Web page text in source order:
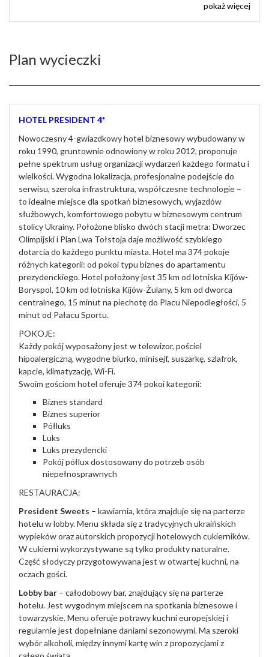
pokaż więcej
Plan wycieczki
HOTEL PRESIDENT 4*
Nowoczesny 4-gwiazdkowy hotel biznesowy wybudowany w
roku 1990, gruntownie odnowiony w roku 2012, proponuje
pełne spektrum usług organizacji wydarzeń każdego formatu i
wielkości. Wygodna lokalizacja, profesjonalne podejście do
serwisu, szeroka infrastruktura, współczesne technologie –
to idealne miejsce dla spotkań biznesowych, wyjazdów
służbowych, komfortowego pobytu w biznesowym centrum
stolicy Ukrainy. Położone blisko dwóch stacji metra: Dworzec
Olimpijski i Plan Lwa Tołstoja daje możliwość szybkiego
dotarcia do każdego punktu miasta. Hotel ma 374 pokoje
różnych kategorii: od pokoi typu biznes do apartamentu
prezydenckiego. Hotel położony jest 35 km od lotniska Kijów-
Boryspol, 10 km od lotniska Kijów-Żulany, 5 km od dworca
centralnego, 15 minut na piechotę do Placu Niepodległości, 5
minut od Pałacu Sportu.
POKOJE:
Każdy pokój wyposażony jest w telewizor, pościel
hipoalergiczną, wygodne biurko, minisejf, suszarkę, szlafrok,
kapcie, klimatyzację, Wi-Fi.
Swoim gościom hotel oferuje 374 pokoi kategorii:
Biznes standard
Biznes superior
Półluks
Luks
Luks prezydencki
Pokój półlux dostosowany do potrzeb osób
niepełnosprawnych
RESTAURACJA:
President Sweets – kawiarnia, która znajduje się na parterze
hotelu w lobby. Menu składa się z tradycyjnych ukraińskich
wypieków oraz autorskich propozycji hotelowych cukierników.
W cukierni wykorzystywane są tylko produkty naturalne.
Część słodyczy przygotowywana jest w otwartej kuchni, na
oczach gości.
Lobby bar – całodobowy bar, znajdujący się na parterze
hotelu. Jest wygodnym miejscem na spotkania biznesowe i
towarzyskie. Menu oferuje potrawy kuchni europejskiej i
regularnie jest dopełniane daniami sezonowymi. Ma szeroki
wybór alkoholi, między innymi kartę win z propozycjami z